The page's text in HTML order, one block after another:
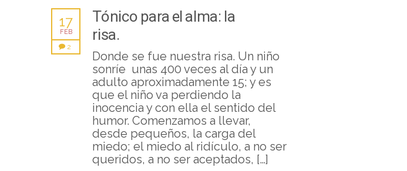
Tónico para el alma: la
risa.
17
FEB
2
Donde se fue nuestra risa. Un niño
sonríe unas 400 veces al día y un
adulto aproximadamente 15; y es
que el niño va perdiendo la
inocencia y con ella el sentido del
humor. Comenzamos a llevar,
desde pequeños, la carga del
miedo; el miedo al ridículo, a no ser
queridos, a no ser aceptados, […]